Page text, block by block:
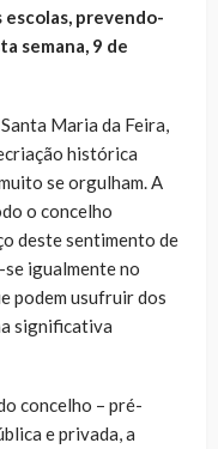
escolas, prevendo-
semana, 9 de
Maria da Feira,
histórica
se orgulham. A
o concelho
deste sentimento de
igualmente no
podem usufruir dos
significativa
concelho – pré-
e privada, a